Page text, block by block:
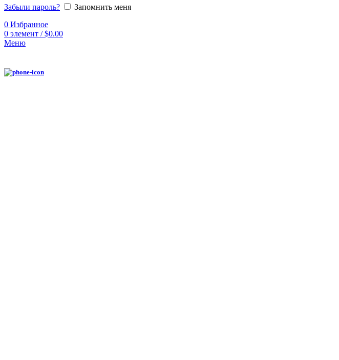
Забыли пароль?
Запомнить меня
0 Избранное
0 элемент / $0.00
Меню